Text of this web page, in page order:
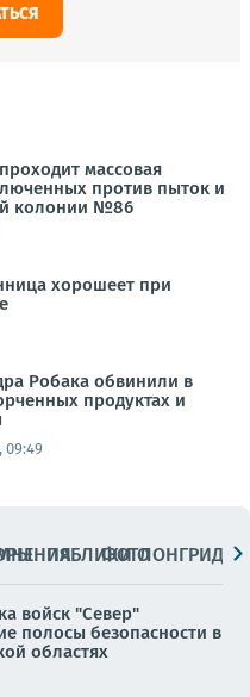
массовая
против пыток и
колонии №86
хорошеет при
Робака обвинили в
продуктах и
09:49
ПАБЛИКИ
ФОТОЛОНГРИДЫ
войск "Север"
полосы безопасности в
областях